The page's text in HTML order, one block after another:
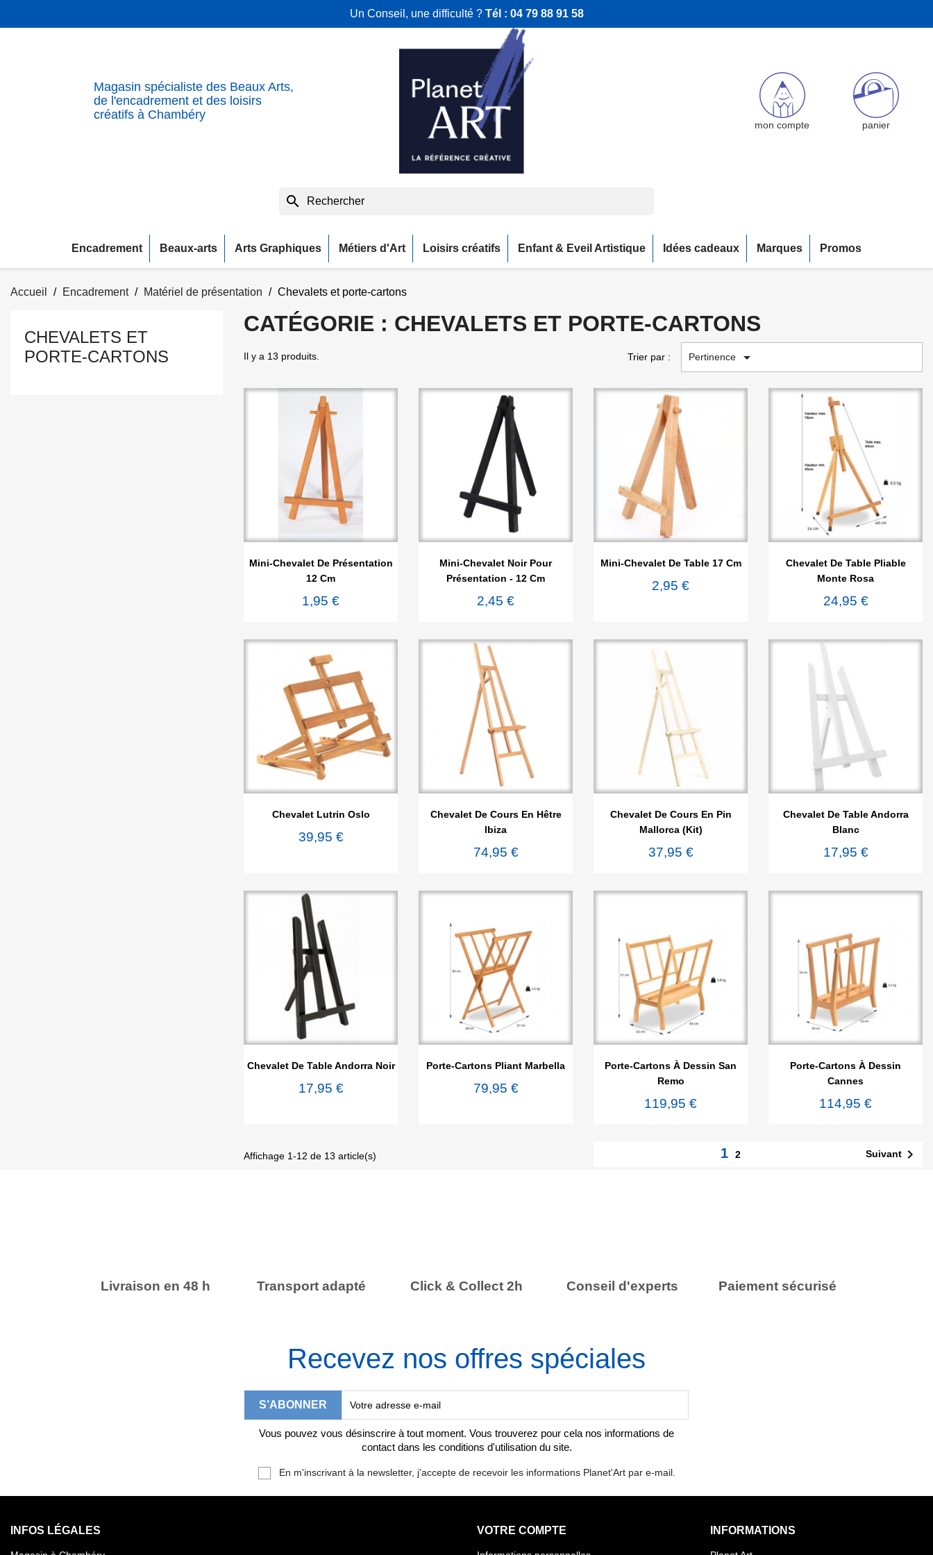
Un Conseil, une difficulté ? Tél : 04 79 88 91 58
Magasin spécialiste des Beaux Arts,
de l'encadrement et des loisirs
créatifs à Chambéry
mon compte panier
search
Encadrement Beaux-arts Arts Graphiques Métiers d'Art Loisirs créatifs Enfant & Eveil Artistique Idées cadeaux Marques Promos
Accueil Encadrement Matériel de présentation Chevalets et porte-cartons
CHEVALETS ET
PORTE-CARTONS
CATÉGORIE : CHEVALETS ET PORTE-CARTONS
Il y a 13 produits. Trier par : Pertinence 
 Aperçu rapide
Mini-Chevalet De Présentation
12 Cm
1,95 €

Mini-Chevalet Noir Pour
Présentation - 12 Cm
2,45 €

Mini-Chevalet De Table 17 Cm
2,95 €

Chevalet De Table Pliable
Monte Rosa
24,95 €

Chevalet Lutrin Oslo
39,95 €

Chevalet De Cours En Hêtre
Ibiza
74,95 €

Chevalet De Cours En Pin
Mallorca (kit)
37,95 €

Chevalet De Table Andorra
Blanc
17,95 €

Chevalet De Table Andorra Noir
17,95 €

Porte-Cartons Pliant Marbella
79,95 €
 Aperçu rapide
Porte-Cartons À Dessin San
Remo
119,95 €
 Aperçu rapide
Porte-Cartons À Dessin
Cannes
114,95 €
Affichage 1-12 de 13 article(s) 12 Suivant
Livraison en 48 h Transport adapté Click & Collect 2h Conseil d'experts Paiement sécurisé
Recevez nos offres spéciales
Vous pouvez vous désinscrire à tout moment. Vous trouverez pour cela nos informations de
contact dans les conditions d'utilisation du site.
En m'inscrivant à la newsletter, j'accepte de recevoir les informations Planet'Art par e-mail.
INFOS LÉGALES VOTRE COMPTE INFORMATIONS